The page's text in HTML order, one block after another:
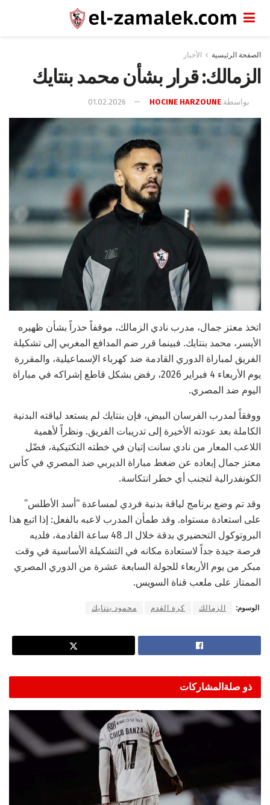
الصفحة الرئيسية الأخبار
الزمالك: قرار بشأن محمد بنتايك
بواسطة HOCINE HARZOUNE
01.02.2026
اتخذ معتز جمال، مدرب نادي الزمالك، موقفاً حذراً بشأن ظهيره
الأيسر، محمد بنتايك. فبينما قرر ضم المدافع المغربي إلى تشكيلة
الفريق لمباراة الدوري القادمة ضد كهرباء الإسماعيلية، والمقررة
يوم الأربعاء 4 فبراير 2026، رفض بشكل قاطع إشراكه في مباراة
اليوم ضد المصري.
ووفقاً لمدرب الفرسان البيض، فإن بنتايك لم يستعد لياقته البدنية
الكاملة بعد عودته الأخيرة إلى تدريبات الفريق. ونظراً لأهمية
اللاعب المعار من نادي سانت إتيان في خطته التكتيكية، فضّل
معتز جمال إبعاده عن ضغط مباراة الديربي ضد المصري في كأس
الكونفدرالية لتجنب أي خطر انتكاسة.
وقد تم وضع برنامج لياقة بدنية فردي لمساعدة “أسد الأطلس”
على استعادة مستواه. وقد طمأن المدرب لاعبه بالفعل: إذا اتبع هذا
البروتوكول التحضيري بدقة خلال الـ 48 ساعة القادمة، فلديه
فرصة جيدة جداً لاستعادة مكانه في التشكيلة الأساسية في وقت
مبكر من يوم الأربعاء للجولة السابعة عشرة من الدوري المصري
الممتاز على ملعب قناة السويس.
الوسوم: الزمالك كرة القدم محمود بنتايك
ذو صلةالمشاركات